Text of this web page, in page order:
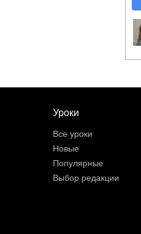
Уроки
Все уроки
Новые
Популярные
Выбор редакции